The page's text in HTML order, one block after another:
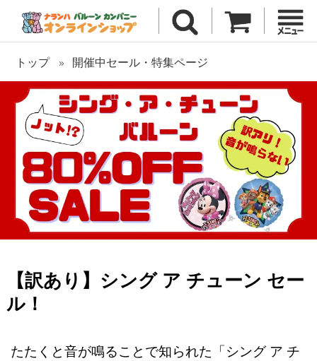
トップ 開催中セール・特集ページ
【訳あり】シング ア チューン セー
ル！
たたくと音が鳴ることで知られた「シング ア チ